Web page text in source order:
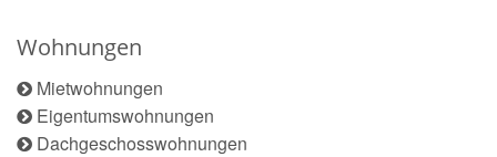
Wohnungen
Mietwohnungen
Eigentumswohnungen
Dachgeschosswohnungen